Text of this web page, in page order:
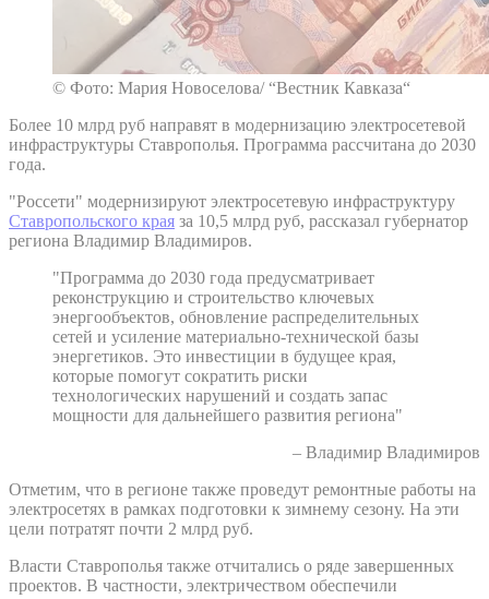
© Фото: Мария Новоселова/ “Вестник Кавказа“
Более 10 млрд руб направят в модернизацию электросетевой
инфраструктуры Ставрополья. Программа рассчитана до 2030
года.
"Россети" модернизируют электросетевую инфраструктуру
Ставропольского края за 10,5 млрд руб, рассказал губернатор
региона Владимир Владимиров.
"Программа до 2030 года предусматривает
реконструкцию и строительство ключевых
энергообъектов, обновление распределительных
сетей и усиление материально-технической базы
энергетиков. Это инвестиции в будущее края,
которые помогут сократить риски
технологических нарушений и создать запас
мощности для дальнейшего развития региона"
– Владимир Владимиров
Отметим, что в регионе также проведут ремонтные работы на
электросетях в рамках подготовки к зимнему сезону. На эти
цели потратят почти 2 млрд руб.
Власти Ставрополья также отчитались о ряде завершенных
проектов. В частности, электричеством обеспечили